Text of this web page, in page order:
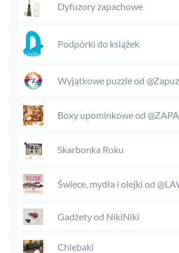
Dyfuzory zapachowe
Podpórki do książek
Wyjątkowe puzzle od
Boxy upominkowe od
Skarbonka Roku
Świece, mydła i olejki od
Gadżety od NikiNiki
Chlebaki